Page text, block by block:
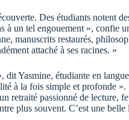
Des étudiants notent
à un tel engouement », confie
manuscrits restaurés,
attaché à ses racines. »
dit Yasmine, étudiante en
à la fois simple et profonde ».
retraité passionné de lecture,
plus souvent. C’est une